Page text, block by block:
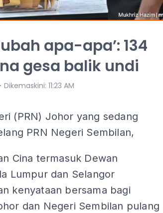
apa-apa’: 134
gesa balik undi
⋅ Dikemaskini: 11:23 AM
(PRN) Johor yang sedang
PRN Negeri Sembilan,
Cina termasuk Dewan
Lumpur dan Selangor
kenyataan bersama bagi
dan Negeri Sembilan pulang